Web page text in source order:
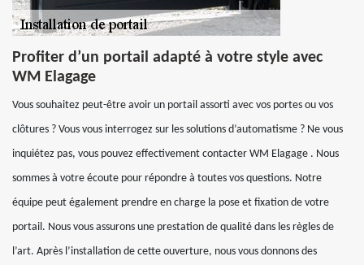
Profiter d’un portail adapté à votre style avec
WM Elagage
Vous souhaitez peut-être avoir un portail assorti avec vos portes ou vos
clôtures ? Vous vous interrogez sur les solutions d’automatisme ? Ne vous
inquiétez pas, vous pouvez effectivement contacter WM Elagage . Nous
sommes à votre écoute pour répondre à toutes vos questions. Notre
équipe peut également prendre en charge la pose et fixation de votre
portail. Nous vous assurons une prestation de qualité dans les règles de
l’art. Après l’installation de cette ouverture, nous vous donnons des